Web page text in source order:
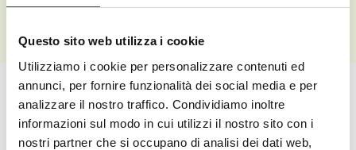
Questo sito web utilizza i cookie
Utilizziamo i cookie per personalizzare contenuti ed
annunci, per fornire funzionalità dei social media e per
analizzare il nostro traffico. Condividiamo inoltre
informazioni sul modo in cui utilizzi il nostro sito con i
nostri partner che si occupano di analisi dei dati web,